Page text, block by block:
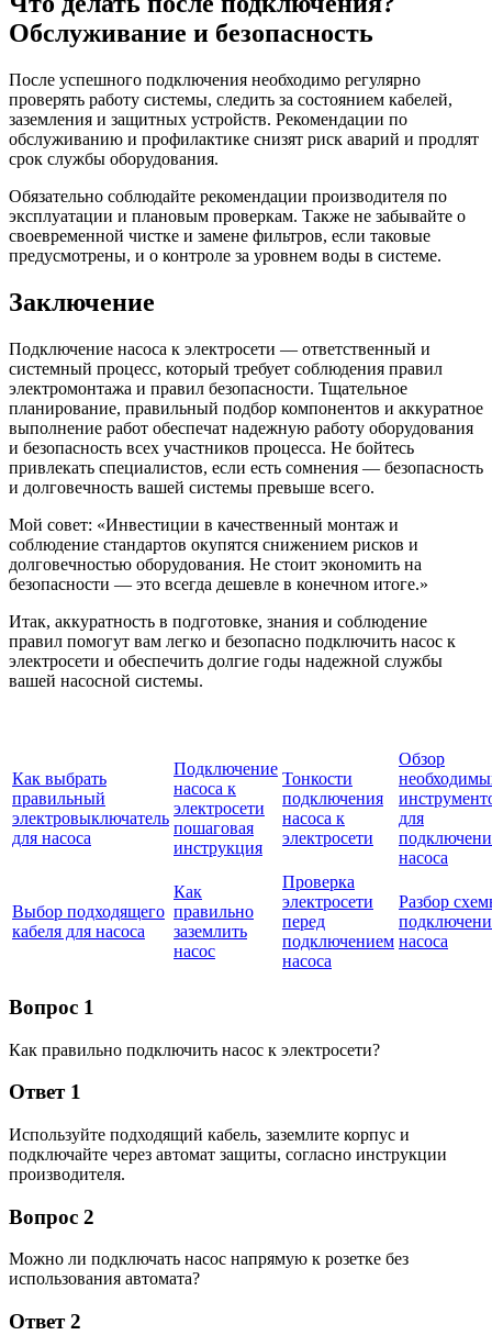
Обслуживание и безопасность
После успешного подключения необходимо регулярно
проверять работу системы, следить за состоянием кабелей,
заземления и защитных устройств. Рекомендации по
обслуживанию и профилактике снизят риск аварий и продлят
срок службы оборудования.
Обязательно соблюдайте рекомендации производителя по
эксплуатации и плановым проверкам. Также не забывайте о
своевременной чистке и замене фильтров, если таковые
предусмотрены, и о контроле за уровнем воды в системе.
Заключение
Подключение насоса к электросети — ответственный и
системный процесс, который требует соблюдения правил
электромонтажа и правил безопасности. Тщательное
планирование, правильный подбор компонентов и аккуратное
выполнение работ обеспечат надежную работу оборудования
и безопасность всех участников процесса. Не бойтесь
привлекать специалистов, если есть сомнения — безопасность
и долговечность вашей системы превыше всего.
Мой совет: «Инвестиции в качественный монтаж и
соблюдение стандартов окупятся снижением рисков и
долговечностью оборудования. Не стоит экономить на
безопасности — это всегда дешевле в конечном итоге.»
Итак, аккуратность в подготовке, знания и соблюдение
правил помогут вам легко и безопасно подключить насос к
электросети и обеспечить долгие годы надежной службы
вашей насосной системы.
Как выбрать
правильный
электровыключатель
для насоса
Подключение
насоса к
электросети
пошаговая
инструкция
Тонкости
подключения
насоса к
электросети
Обзор
для
насоса
Выбор подходящего
кабеля для насоса
Как
правильно
заземлить
насос
Проверка
электросети
перед
подключением
насоса
Разбор
насоса
Вопрос 1
Как правильно подключить насос к электросети?
Ответ 1
Используйте подходящий кабель, заземлите корпус и
подключайте через автомат защиты, согласно инструкции
производителя.
Вопрос 2
Можно ли подключать насос напрямую к розетке без
использования автомата?
Ответ 2